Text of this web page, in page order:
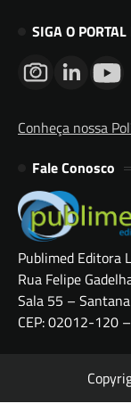
SIGA O
Conheça nossa
Fale Conosco
Publimed Editora
Rua Felipe
Sala 55 – Santana
CEP: 02012-120